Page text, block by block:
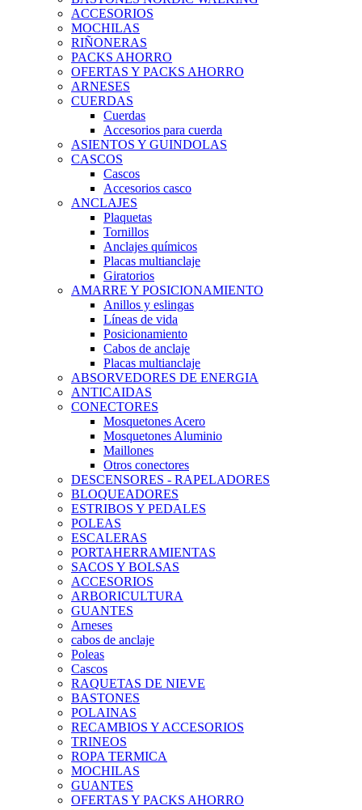
ACCESORIOS
MOCHILAS
RIÑONERAS
PACKS AHORRO
OFERTAS Y PACKS AHORRO
ARNESES
CUERDAS
Cuerdas
Accesorios para cuerda
ASIENTOS Y GUINDOLAS
CASCOS
Cascos
Accesorios casco
ANCLAJES
Plaquetas
Tornillos
Anclajes químicos
Placas multianclaje
Giratorios
AMARRE Y POSICIONAMIENTO
Anillos y eslingas
Líneas de vida
Posicionamiento
Cabos de anclaje
Placas multianclaje
ABSORVEDORES DE ENERGIA
ANTICAIDAS
CONECTORES
Mosquetones Acero
Mosquetones Aluminio
Maillones
Otros conectores
DESCENSORES - RAPELADORES
BLOQUEADORES
ESTRIBOS Y PEDALES
POLEAS
ESCALERAS
PORTAHERRAMIENTAS
SACOS Y BOLSAS
ACCESORIOS
ARBORICULTURA
GUANTES
Arneses
cabos de anclaje
Poleas
Cascos
RAQUETAS DE NIEVE
BASTONES
POLAINAS
RECAMBIOS Y ACCESORIOS
TRINEOS
ROPA TERMICA
MOCHILAS
GUANTES
OFERTAS Y PACKS AHORRO